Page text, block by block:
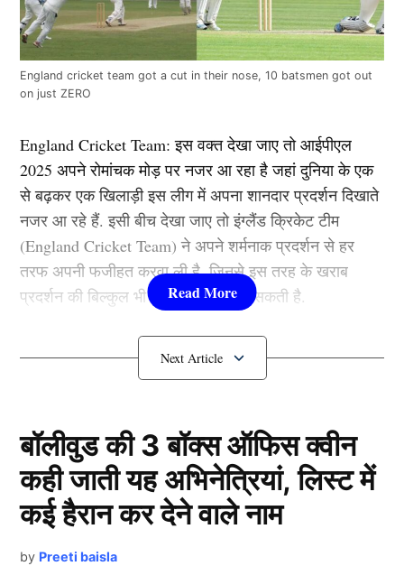
England cricket team got a cut in their nose, 10 batsmen got out
on just ZERO
England Cricket Team: इस वक्त देखा जाए तो आईपीएल
2025 अपने रोमांचक मोड़ पर नजर आ रहा है जहां दुनिया के एक
से बढ़कर एक खिलाड़ी इस लीग में अपना शानदार प्रदर्शन दिखाते
नजर आ रहे हैं. इसी बीच देखा जाए तो इंग्लैंड क्रिकेट टीम
(England Cricket Team) ने अपने शर्मनाक प्रदर्शन से हर
तरफ अपनी फजीहत करवा ली है, जिनसे इस तरह के खराब
प्रदर्शन की बिल्कुल भी उम्मीद नहीं की जा सकती है.
किसी ने कभी उम्मीद नहीं की थी कि इंग्लैंड की टीम तीन रन पर
पूरी तरह ढे़र हो जाएगी और टीम के 10 बल्लेबाज बिना खाता खोले
England Cricket Team: तीन रन पर
देर हुई पूरी टीम
बॉलीवुड की 3 बॉक्स ऑफिस क्वीन
कही जाती यह अभिनेत्रियां, लिस्ट में
कई हैरान कर देने वाले नाम
by Preeti baisla